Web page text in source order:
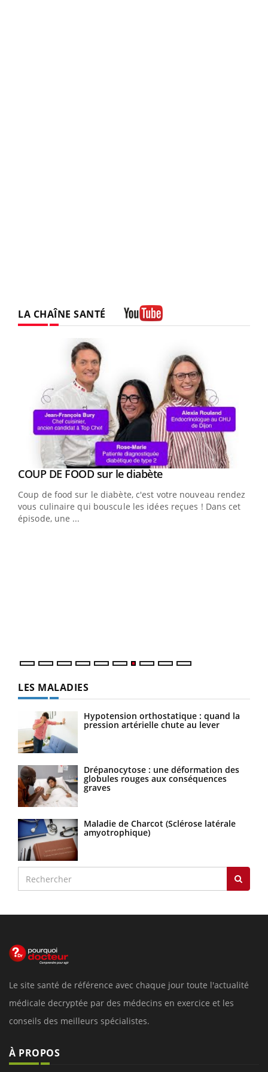
LA CHAÎNE SANTÉ
Youtube
COUP DE FOOD sur le diabèteYoutube
Coup de food sur le diabète, c'est votre nouveau rendez-
vous culinaire qui bouscule les idées reçues ! Dans cet
épisode, une ...
LES MALADIES
Hypotension orthostatique : quand la
pression artérielle chute au lever
Drépanocytose : une déformation des
globules rouges aux conséquences
graves
Maladie de Charcot (Sclérose latérale
amyotrophique)
Le site santé de référence avec chaque jour toute l'actualité
médicale decryptée par des médecins en exercice et les
conseils des meilleurs spécialistes.
À PROPOS